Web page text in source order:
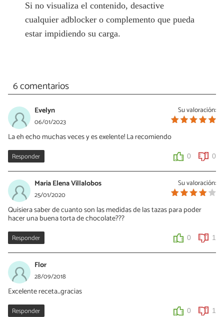
Si no visualiza el contenido, desactive
cualquier adblocker o complemento que pueda
estar impidiendo su carga.
6 comentarios
Su valoración:
Evelyn
06/01/2023
La eh echo muchas veces y es exelente! La recomiendo
Responder 0 0
Su valoración:
Maria Elena Villalobos
25/01/2020
Quisiera saber de cuanto son las medidas de las tazas para poder
hacer una buena torta de chocolate???
Responder 0 1
Flor
28/09/2018
Excelente receta...gracias
Responder 0 1